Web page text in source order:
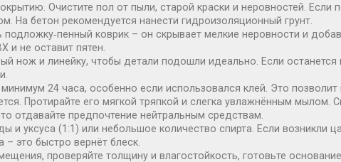
Очистите пол от пыли, старой краски и неровностей. Если
На бетон рекомендуется нанести гидроизоляционный грунт.
коврик – он скрывает мелкие неровности и
не оставит пятен.
нож и линейку, чтобы детали подошли идеально. Если
24 часа, особенно если использовался клей. Это позволит
Протирайте его мягкой тряпкой и слегка увлажнённым мылом.
отдавайте предпочтение нейтральным средствам.
и уксуса (1:1) или небольшое количество спирта. Если
это быстро вернёт блеск.
проверяйте толщину и влагостойкость, готовьте